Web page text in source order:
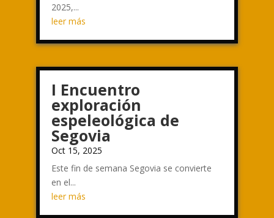
2025,...
leer más
I Encuentro
exploración
espeleológica de
Segovia
Oct 15, 2025
Este fin de semana Segovia se convierte
en el...
leer más